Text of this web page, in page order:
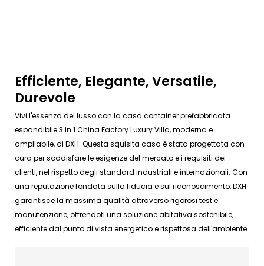
Efficiente, Elegante, Versatile,
Durevole
Vivi l'essenza del lusso con la casa container prefabbricata
espandibile 3 in 1 China Factory Luxury Villa, moderna e
ampliabile, di DXH. Questa squisita casa è stata progettata con
cura per soddisfare le esigenze del mercato e i requisiti dei
clienti, nel rispetto degli standard industriali e internazionali. Con
una reputazione fondata sulla fiducia e sul riconoscimento, DXH
garantisce la massima qualità attraverso rigorosi test e
manutenzione, offrendoti una soluzione abitativa sostenibile,
efficiente dal punto di vista energetico e rispettosa dell'ambiente.